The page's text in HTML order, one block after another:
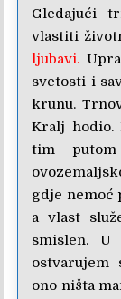
Gledajući
vlastiti
ljubavi.
svetosti i
krunu.
Kralj hodio.
tim
gdje nemoć
a vlast
smislen. U
ostvarujem
ono ništa